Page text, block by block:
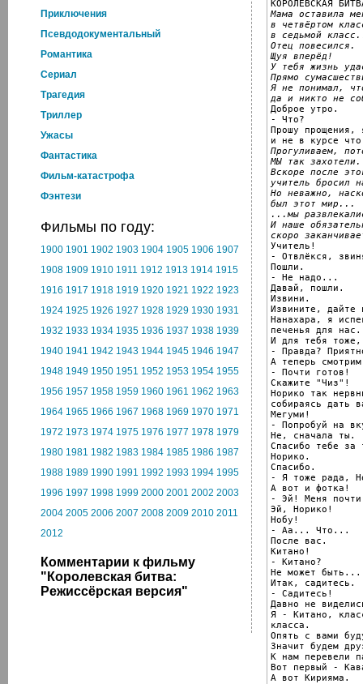
Приключения
Псевдодокументальный
Романтика
Cериал
Трагедия
Триллер
Ужасы
Фантастика
Фильм-катастрофа
Фэнтези
Фильмы по году:
1900 1901 1902 1903 1904 1905 1906 1907
1908 1909 1910 1911 1912 1913 1914 1915
1916 1917 1918 1919 1920 1921 1922 1923
1924 1925 1926 1927 1928 1929 1930 1931
1932 1933 1934 1935 1936 1937 1938 1939
1940 1941 1942 1943 1944 1945 1946 1947
1948 1949 1950 1951 1952 1953 1954 1955
1956 1957 1958 1959 1960 1961 1962 1963
1964 1965 1966 1967 1968 1969 1970 1971
1972 1973 1974 1975 1976 1977 1978 1979
1980 1981 1982 1983 1984 1985 1986 1987
1988 1989 1990 1991 1992 1993 1994 1995
1996 1997 1998 1999 2000 2001 2002 2003
2004 2005 2006 2007 2008 2009 2010 2011
2012
Комментарии к фильму
"Королевская битва:
Режиссёрская версия"
Мама оставила
в четвёртом
в седьмой
Отец повесился.
Щуя вперёд!
У тебя жизнь
Прямо
Я не понимал,
да и никто не
Доброе утро.
- Что?
Прошу прощения,
Прогуливаем,
МЫ так
Вскоре после
учитель бросил
Но неважно,
был этот мир...
...мы
И наше
скоро
Учитель!
- Отвлёкся,
Пошли.
- Не надо...
Давай, пошли.
Извини.
Извините, дайте
Нанахара, я
печенья для
И для тебя
- Правда?
А теперь
- Почти готов!
Скажите "Чиз"!
Норико так
собираясь дать
Мегуми!
- Попробуй на
Не, сначала ты.
Спасибо тебе за
Норико.
Спасибо.
- Я тоже рада,
А вот и фотка!
- Эй! Меня
Эй, Норико!
Нобу!
- Аа... Что...
После вас.
Китано!
- Китано?
Не может быть...
Итак, садитесь.
- Садитесь!
Давно не
Я - Китано,
класса.
Опять с вами
Значит будем
К нам перевели
Вот первый -
А вот Кирияма.